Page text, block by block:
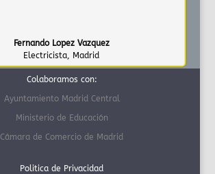
Fernando Lopez Vazquez
Electricista, Madrid
Colaboramos con:
Ayuntamiento Madrid Central
Ministerio de Educación
Cámara de Comercio de Madrid
Politica de Privacidad